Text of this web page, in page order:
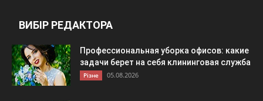
ВИБІР РЕДАКТОРА
Профессиональная уборка офисов: какие
задачи берет на себя клининговая служба
Різне 05.08.2026